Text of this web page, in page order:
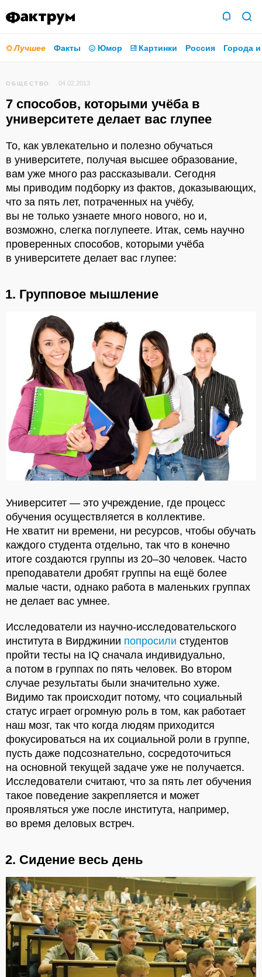
Лучшее Факты Юмор Картинки Россия Города
ОБЩЕСТВО 04.02.2013
7 способов, которыми учёба в
университете делает вас глупее
То, как увлекательно и полезно обучаться
в университете, получая высшее образование,
вам уже много раз рассказывали. Сегодня
мы приводим подборку из фактов, доказывающих,
что за пять лет, потраченных на учёбу,
вы не только узнаете много нового, но и,
возможно, слегка поглупеете. Итак, семь научно
проверенных способов, которыми учёба
в университете делает вас глупее:
1. Групповое мышление
Университет — это учреждение, где процесс
обучения осуществляется в коллективе.
Не хватит ни времени, ни ресурсов, чтобы обучать
каждого студента отдельно, так что в конечно
итоге создаются группы из 20–30 человек. Часто
преподаватели дробят группы на ещё более
малые части, однако работа в маленьких группах
не делает вас умнее.
Исследователи из научно-исследовательского
института в Вирджинии попросили студентов
пройти тесты на IQ сначала индивидуально,
а потом в группах по пять человек. Во втором
случае результаты были значительно хуже.
Видимо так происходит потому, что социальный
статус играет огромную роль в том, как работает
наш мозг, так что когда людям приходится
фокусироваться на их социальной роли в группе,
пусть даже подсознательно, сосредоточиться
на основной текущей задаче уже не получается.
Исследователи считают, что за пять лет обучения
такое поведение закрепляется и может
проявляться уже после института, например,
во время деловых встреч.
2. Сидение весь день